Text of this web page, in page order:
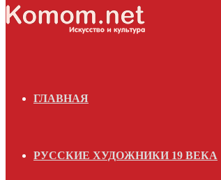
ГЛАВНАЯ
РУССКИЕ ХУДОЖНИКИ 19 ВЕКА